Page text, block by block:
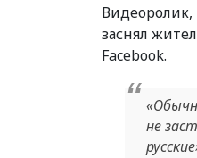
Видеоролик,
заснял
Facebook.
не